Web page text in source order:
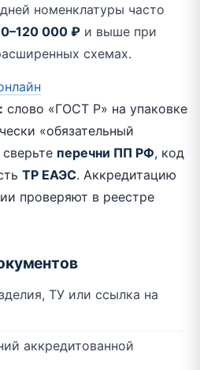
номенклатуры часто
000 ₽ и выше при
схемах.
слово «ГОСТ Р» на упаковке
«обязательный
перечни ПП РФ, код
ТР ЕАЭС. Аккредитацию
проверяют в реестре
ТУ или ссылка на
аккредитованной